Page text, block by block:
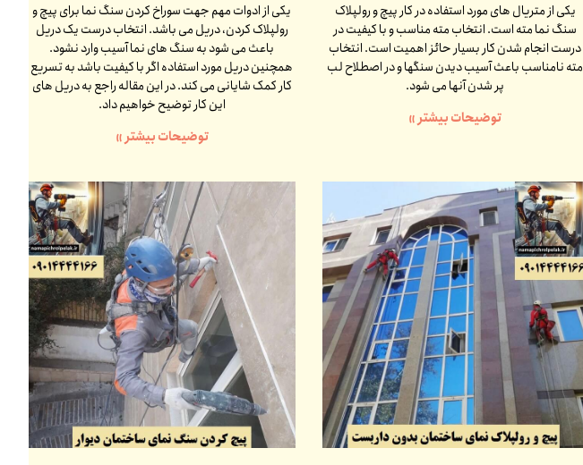
یکی از متریال های مورد استفاده در کار پیچ و رولپلاک
سنگ نما مته است. انتخاب مته مناسب و با کیفیت در
درست انجام شدن کار بسیار حائز اهمیت است. انتخاب
مته نامناسب باعث آسیب دیدن سنگها و در اصطلاح لب
پر شدن آنها می شود.
توضیحات بیشتر »
یکی از ادوات مهم جهت سوراخ کردن سنگ نما برای پیچ و
رولپلاک کردن، دریل می باشد. انتخاب درست یک دریل
باعث می شود به سنگ های نما آسیب وارد نشود.
همچنین دریل مورد استفاده اگر با کیفیت باشد به تسریع
کار کمک شایانی می کند. در این مقاله راجع به دریل های
این کار توضیح خواهیم داد.
توضیحات بیشتر »